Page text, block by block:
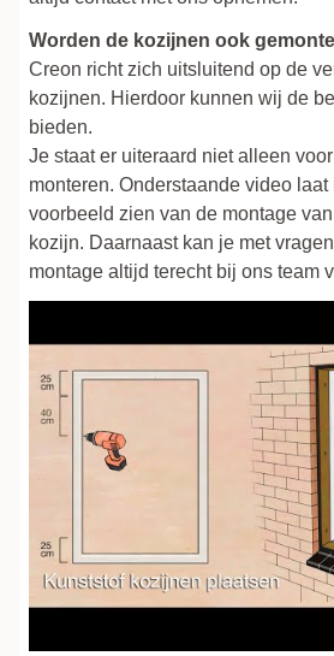
Worden de kozijnen ook
Creon richt zich uitsluitend op de
kozijnen. Hierdoor kunnen wij de
bieden.
Je staat er uiteraard niet alleen
monteren. Onderstaande video laat
voorbeeld zien van de montage
kozijn. Daarnaast kan je met
montage altijd terecht bij ons team